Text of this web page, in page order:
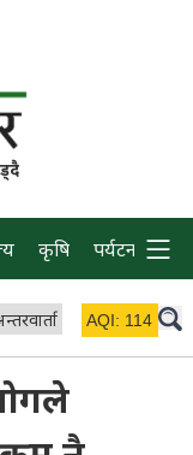
कृषि पर्यटन प्रवास
विचार/ब्लग
AQI: 114